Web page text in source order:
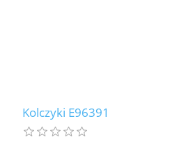
Kolczyki E96391